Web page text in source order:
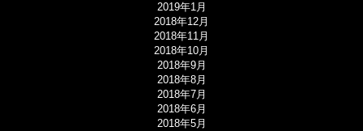
2019年1月
2018年12月
2018年11月
2018年10月
2018年9月
2018年8月
2018年7月
2018年6月
2018年5月